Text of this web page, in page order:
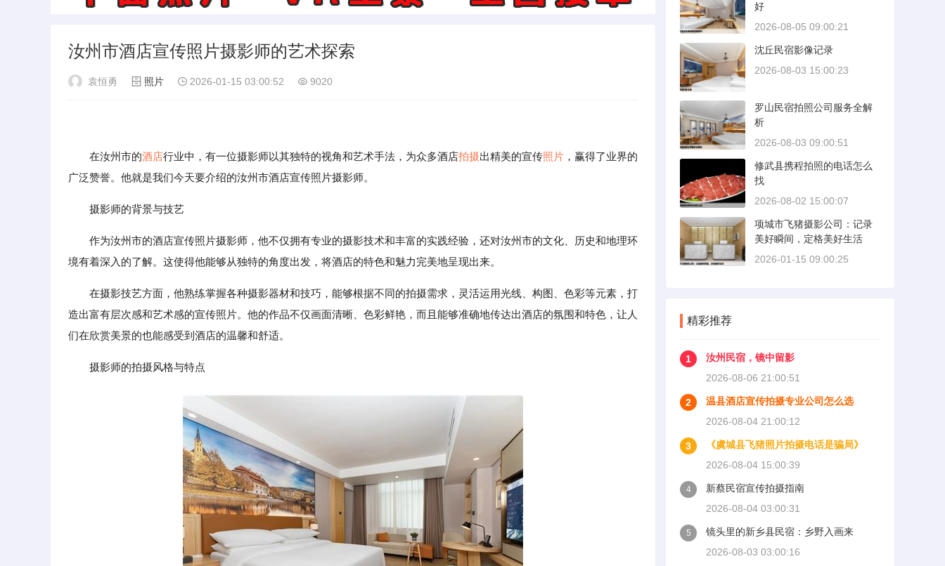
汝州市酒店宣传照片摄影师的艺术探索
袁恒勇 照片 2026-01-15 03:00:52 9020
在汝州市的酒店行业中，有一位摄影师以其独特的视角和艺术手法，为众多酒店拍摄出精美的宣传照片 ，赢得了业界的
广泛赞誉。他就是我们今天要介绍的汝州市酒店宣传照片摄影师。
摄影师的背景与技艺
作为汝州市的酒店宣传照片摄影师，他不仅拥有专业的摄影技术和丰富的实践经验，还对汝州市的文化、历史和地理环
境有着深入的了解。这使得他能够从独特的角度出发，将酒店的特色和魅力完美地呈现出来。
在摄影技艺方面，他熟练掌握各种摄影器材和技巧，能够根据不同的拍摄需求，灵活运用光线、构图、色彩等元素，打
造出富有层次感和艺术感的宣传照片。他的作品不仅画面清晰、色彩鲜艳，而且能够准确地传达出酒店的氛围和特色，让人
们在欣赏美景的也能感受到酒店的温馨和舒适。
摄影师的拍摄风格与特点
好
2026-08-05 09:00:21
沈丘民宿影像记录
2026-08-03 15:00:23
罗山民宿拍照公司服务全解
析
2026-08-03 09:00:51
修武县携程拍照的电话怎么
找
2026-08-02 15:00:07
项城市飞猪摄影公司：记录
美好瞬间，定格美好生活
2026-01-15 09:00:25
精彩推荐
1
汝州民宿，镜中留影
2026-08-06 21:00:51
2
温县酒店宣传拍摄专业公司怎么选
2026-08-04 21:00:12
3
《虞城县飞猪照片拍摄电话是骗局》
2026-08-04 15:00:39
4
新蔡民宿宣传拍摄指南
2026-08-04 03:00:31
5
镜头里的新乡县民宿：乡野入画来
2026-08-03 03:00:16